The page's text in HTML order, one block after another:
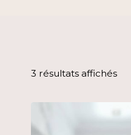
3 résultats affichés